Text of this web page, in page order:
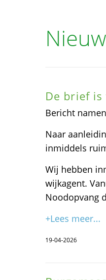
De brief
Bericht
Naar
inmiddels
Wij hebben
wijkagent.
Noodopvang
+Lees meer...
19-04-2026